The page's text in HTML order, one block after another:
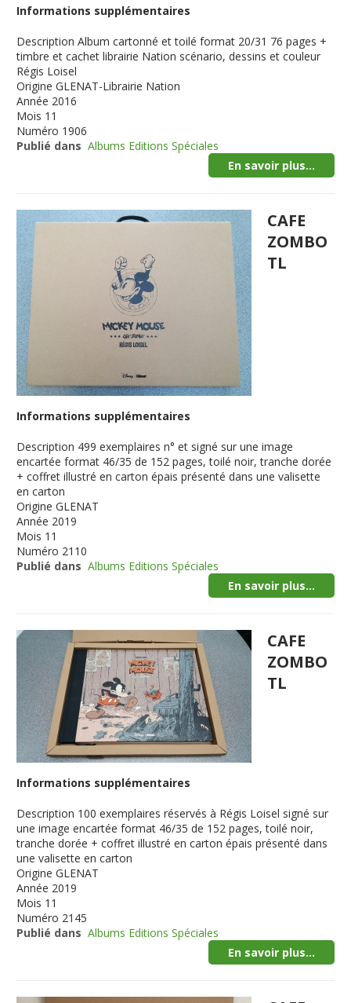
Informations supplémentaires
Description Album cartonné et toilé format 20/31 76 pages +
timbre et cachet librairie Nation scénario, dessins et couleur
Régis Loisel
Origine GLENAT-Librairie Nation
Année 2016
Mois 11
Numéro 1906
Publié dans Albums Editions Spéciales
En savoir plus...
CAFE
ZOMBO
TL
Informations supplémentaires
Description 499 exemplaires n° et signé sur une image
encartée format 46/35 de 152 pages, toilé noir, tranche dorée
+ coffret illustré en carton épais présenté dans une valisette
en carton
Origine GLENAT
Année 2019
Mois 11
Numéro 2110
Publié dans Albums Editions Spéciales
En savoir plus...
CAFE
ZOMBO
TL
Informations supplémentaires
Description 100 exemplaires réservés à Régis Loisel signé sur
une image encartée format 46/35 de 152 pages, toilé noir,
tranche dorée + coffret illustré en carton épais présenté dans
une valisette en carton
Origine GLENAT
Année 2019
Mois 11
Numéro 2145
Publié dans Albums Editions Spéciales
En savoir plus...